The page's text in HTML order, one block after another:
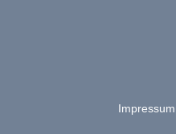
Impressum